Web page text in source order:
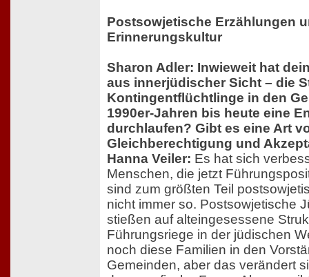
Postsowjetische Erzählungen
Erinnerungskultur
Sharon Adler: Inwieweit hat
aus innerjüdischer Sicht – die
Kontingentflüchtlinge in den
1990er-Jahren bis heute eine
durchlaufen? Gibt es eine Art
Gleichberechtigung und
Hanna Veiler: Es hat sich
Menschen, die jetzt
sind zum größten Teil
nicht immer so. Postsowjetische
stießen auf alteingesessene
Führungsriege in der jüdischen
noch diese Familien in den
Gemeinden, aber das verändert